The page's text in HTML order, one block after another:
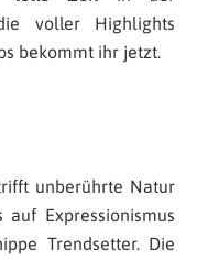
voller Highlights
bekommt ihr jetzt.
unberührte Natur
auf Expressionismus
Trendsetter. Die